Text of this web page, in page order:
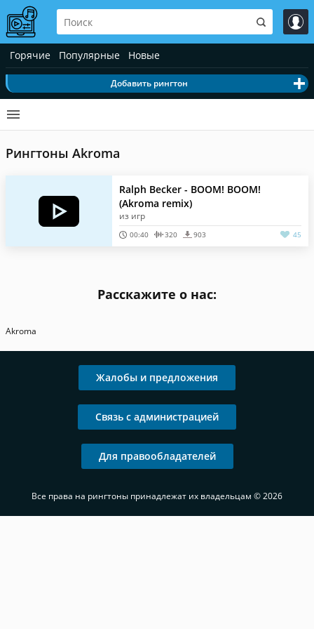
Горячие Популярные Новые
Добавить рингтон
Рингтоны Akroma
Ralph Becker - BOOM! BOOM!
(Akroma remix)
из игр
00:40 320 903 45
Расскажите о нас:
Akroma
Жалобы и предложения
Связь с администрацией
Для правообладателей
Все права на рингтоны принадлежат их владельцам © 2026